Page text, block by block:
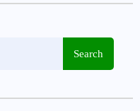
Search